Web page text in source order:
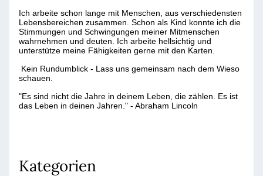
Ich arbeite schon lange mit Menschen, aus verschiedensten
Lebensbereichen zusammen. Schon als Kind konnte ich die
Stimmungen und Schwingungen meiner Mitmenschen
wahrnehmen und deuten. Ich arbeite hellsichtig und
unterstütze meine Fähigkeiten gerne mit den Karten.
Kein Rundumblick - Lass uns gemeinsam nach dem Wieso
schauen.
"Es sind nicht die Jahre in deinem Leben, die zählen. Es ist
das Leben in deinen Jahren." - Abraham Lincoln
Kategorien